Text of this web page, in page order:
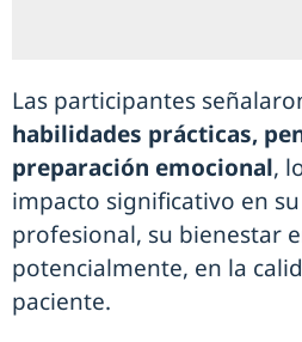
Las participantes
habilidades prácticas,
preparación emocional,
impacto significativo en
profesional, su bienestar
potencialmente, en la
paciente.